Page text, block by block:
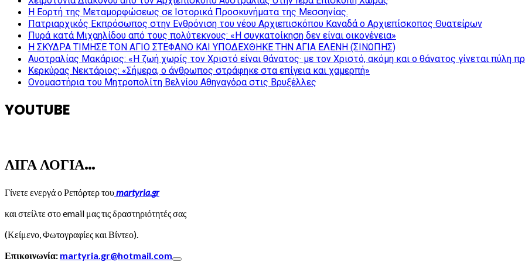
Η Εορτή της Μεταμορφώσεως σε Ιστορικά Προσκυνήματα της Μεσσηνίας.
Πατριαρχικός Εκπρόσωπος στην Ενθρόνιση του νέου Αρχιεπισκόπου Καναδά ο Αρχιεπίσκοπος Θυατείρων
Πυρά κατά Μιχαηλίδου από τους πολύτεκνους: «Η συγκατοίκηση δεν είναι οικογένεια»
Η ΣΚΥΔΡΑ ΤΙΜΗΣΕ ΤΟΝ ΑΓΙΟ ΣΤΕΦΑΝΟ ΚΑΙ ΥΠΟΔΕΧΘΗΚΕ ΤΗΝ ΑΓΙΑ ΕΛΕΝΗ (ΣΙΝΩΠΗΣ)
Αυστραλίας Μακάριος: «Η ζωή χωρίς τον Χριστό είναι θάνατος· με τον Χριστό, ακόμη και ο θάνατος γίνεται πύλη
Κερκύρας Νεκτάριος: «Σήμερα, ο άνθρωπος στράφηκε στα επίγεια και χαμερπή»
Ονομαστήρια του Μητροπολίτη Βελγίου Αθηναγόρα στις Βρυξέλλες
YOUTUBE
ΛΙΓΑ ΛΟΓΙΑ…
Γίνετε ενεργά ο Ρεπόρτερ τουmartyria.gr
και στείλτε στο email μας τις δραστηριότητές σας
(Κείμενο, Φωτογραφίες και Βίντεο).
Επικοινωνία: martyria.gr@hotmail.com